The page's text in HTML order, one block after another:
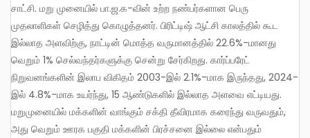
சாட்சி. மறு முனையில் பா.ஜ.க-வின் உற்ற நண்பர்களான பெரு
முதலாளிகள் செழித்து கொழுத்தனர். பிரிட்டிஷ் ஆட்சி காலத்தில் கூட
இல்லாத அளவிற்கு, நாட்டின் மொத்த வருமானத்தில் 22.6%-மானது
வெறும் 1% செல்வந்தர்களுக்கு சென்று சேர்கிறது. கார்ப்பரேட்
நிறுவனங்களின் இலாப விகிதம் 2003-இல் 2.1%-மாக இருந்தது, 2024-
இல் 4.8%-மாக உயர்ந்து, 15 ஆண்டுகளில் இல்லாத அளவை எட்டியது.
மறுமுனையில் மக்களின் வாங்கும் சக்தி தீவிரமாக கரைந்து வருவதும்,
அது வெறும் ஊரக பகுதி மக்களின் பிரச்சனை இல்லை என்பதும்